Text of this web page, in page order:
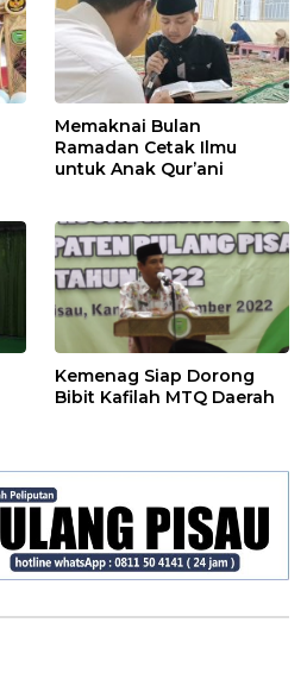
Memaknai Bulan
Ramadan Cetak Ilmu
untuk Anak Qur’ani
Kemenag Siap Dorong
Bibit Kafilah MTQ Daerah